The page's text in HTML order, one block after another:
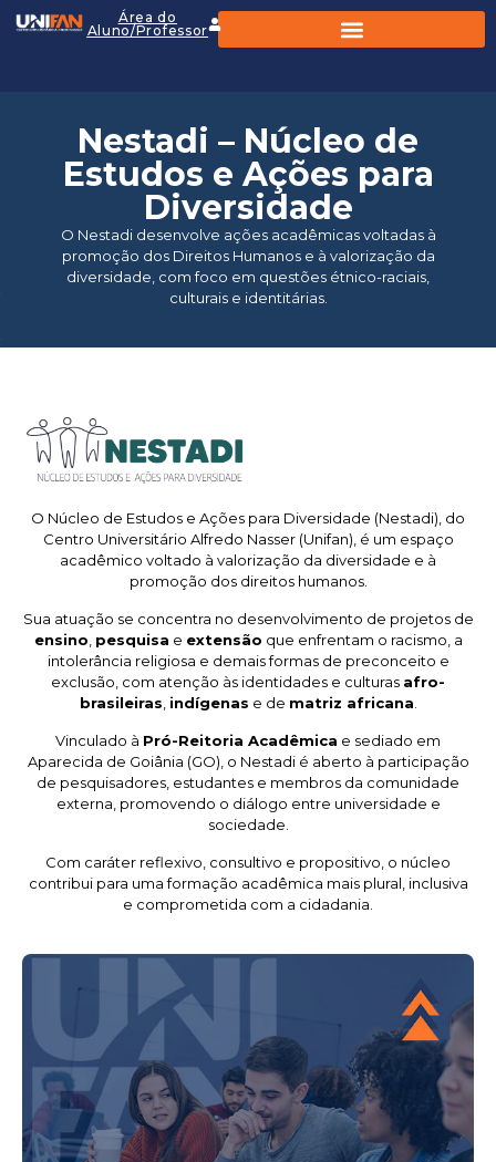
Área do
Aluno/Professor
Nestadi – Núcleo de
Estudos e Ações para
Diversidade
O Nestadi desenvolve ações acadêmicas voltadas à
promoção dos Direitos Humanos e à valorização da
diversidade, com foco em questões étnico-raciais,
culturais e identitárias.
O Núcleo de Estudos e Ações para Diversidade (Nestadi), do
Centro Universitário Alfredo Nasser (Unifan), é um espaço
acadêmico voltado à valorização da diversidade e à
promoção dos direitos humanos.
Sua atuação se concentra no desenvolvimento de projetos de
ensino pesquisa e extensão que enfrentam o racismo, a
intolerância religiosa e demais formas de preconceito e
exclusão, com atenção às identidades e culturas afro-
brasileiras indígenas e de matriz africana
Vinculado à Pró-Reitoria Acadêmica e sediado em
Aparecida de Goiânia (GO), o Nestadi é aberto à participação
de pesquisadores, estudantes e membros da comunidade
externa, promovendo o diálogo entre universidade e
sociedade.
Com caráter reflexivo, consultivo e propositivo, o núcleo
contribui para uma formação acadêmica mais plural, inclusiva
e comprometida com a cidadania.